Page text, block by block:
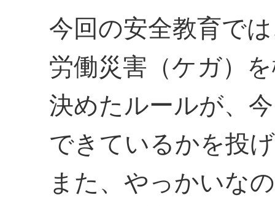
今回の安全教育で
労働災害（ケガ）
決めたルールが、
できているかを投
また、やっかいな